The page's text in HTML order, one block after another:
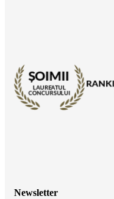
Newsletter